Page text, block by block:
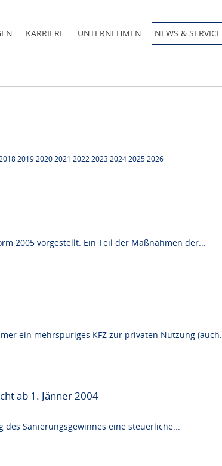
KARRIERE UNTERNEHMEN NEWS & SERVICE
201920202021 20222023202420252026
2005 vorgestellt. Ein Teil der Maßnahmen der...
ein mehrspuriges KFZ zur privaten Nutzung (auch...
ab 1. Jänner 2004
des Sanierungsgewinnes eine steuerliche...